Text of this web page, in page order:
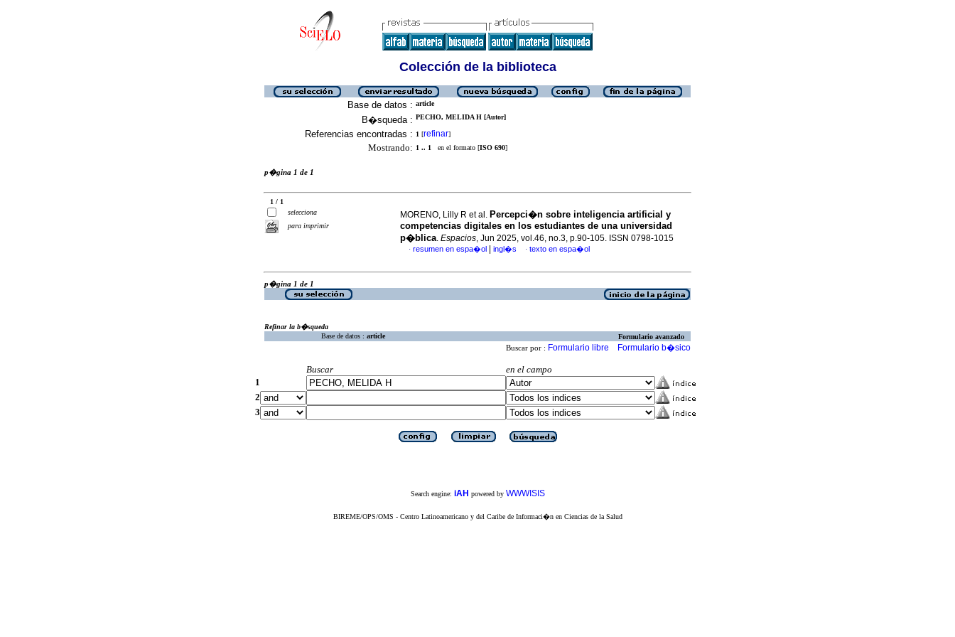
Colección de la biblioteca
Base de datos : article
B�squeda : PECHO, MELIDA H [Autor]
Referencias encontradas : 1 [refinar]
Mostrando: 1 .. 1 en el formato [ISO 690]
p�gina 1 de 1
1 / 1
selecciona
para imprimir
MORENO, Lilly R et al. Percepci�n sobre inteligencia artificial y
competencias digitales en los estudiantes de una universidad
p�blica. Espacios, Jun 2025, vol.46, no.3, p.90-105. ISSN 0798-1015
· resumen en espa�ol ingl�s · texto en espa�ol
p�gina 1 de 1
Refinar la b�squeda
Base de datos : article Formulario avanzado
Buscar por : Formulario libre Formulario b�sico
Buscar
en el campo
1
2
3
Search engine: iAH powered by WWWISIS
BIREME/OPS/OMS - Centro Latinoamericano y del Caribe de Informaci�n en Ciencias de la Salud